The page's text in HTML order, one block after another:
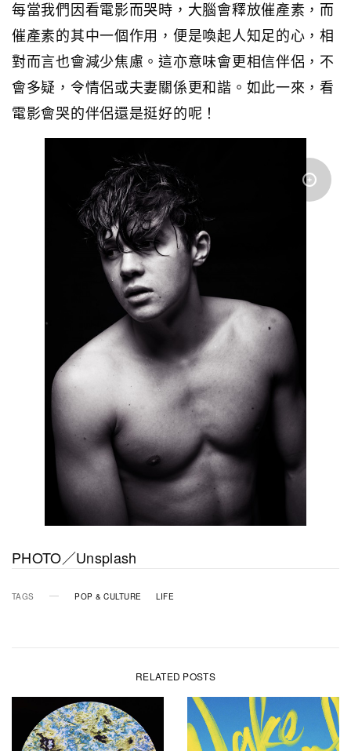
每當我們因看電影而哭時，大腦會釋放催產素，而
催產素的其中一個作用，便是喚起人知足的心，相
對而言也會減少焦慮。這亦意味會更相信伴侶，不
會多疑，令情侶或夫妻關係更和諧。如此一來，看
電影會哭的伴侶還是挺好的呢！
PHOTO／Unsplash
TAGS POP & CULTURE LIFE
RELATED POSTS